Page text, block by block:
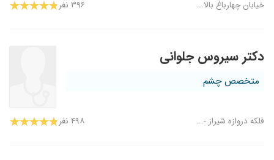
خیابان چهارباغ بالا... ۳۹۶ نفر
دکتر سیروس جلوانی
متخصص چشم
فلکه دروازه شیراز -... ۴۹۸ نفر